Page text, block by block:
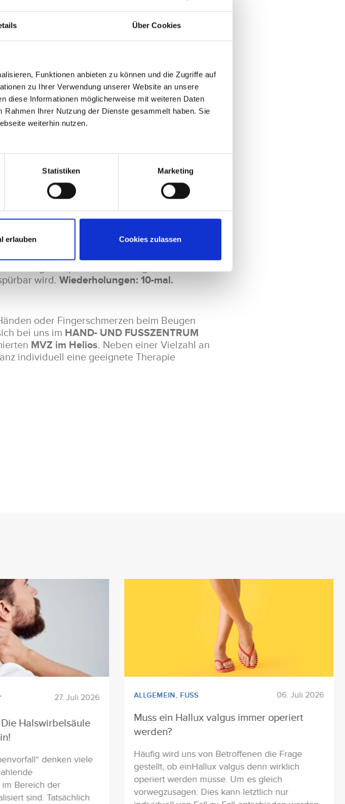
Über Cookies
Funktionen anbieten zu können und die Zugriffe auf
zu Ihrer Verwendung unserer Website an unsere
diese Informationen möglicherweise mit weiteren Daten
Ihrer Nutzung der Dienste gesammelt haben. Sie
weiterhin nutzen.
Statistiken Marketing
erlauben Cookies zulassen
auf die Finger drücken. Erst jetzt ganz
und schließlich bis zum Ellbogen rollen.
so platzieren, dass die Finger zu den Knien
Ellbogen strecken. Wird die Schulter jetzt
spürbar.
Diesen in die Hand nehmen und für ungefähr
wieder öffnen und die Finger
B. Haargummi) darum herumlegen. Nun die
wird. Wiederholungen: 10-mal.
oder Fingerschmerzen beim Beugen
bei uns im HAND- UND FUSSZENTRUM
MVZ im Helios. Neben einer Vielzahl an
individuell eine geeignete Therapie
,
27. Juli 2026
Halswirbelsäule
denken viele
im Bereich der
sind. Tatsächlich
ALLGEMEIN, FUSS 06. Juli 2026
Muss ein Hallux valgus immer operiert
werden?
Häufig wird uns von Betroffenen die Frage
gestellt, ob einHallux valgus denn wirklich
operiert werden müsse. Um es gleich
vorwegzusagen: Dies kann letztlich nur